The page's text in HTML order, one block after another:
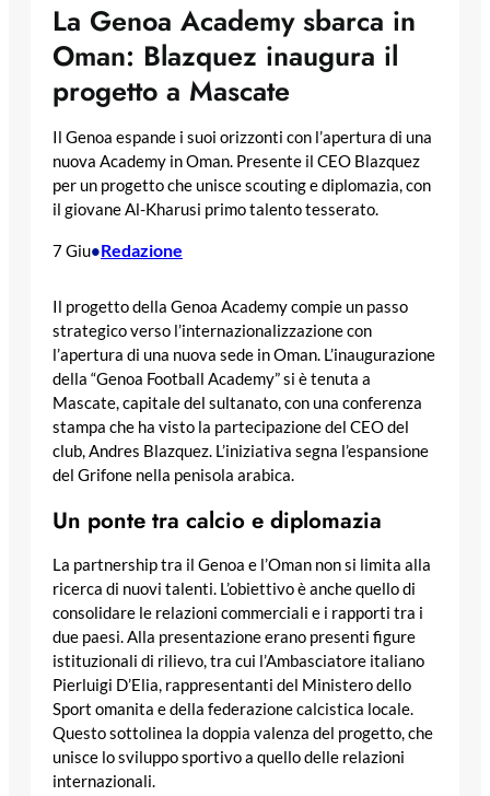
La Genoa Academy sbarca in
Oman: Blazquez inaugura il
progetto a Mascate
Il Genoa espande i suoi orizzonti con l’apertura di una
nuova Academy in Oman. Presente il CEO Blazquez
per un progetto che unisce scouting e diplomazia, con
il giovane Al-Kharusi primo talento tesserato.
7 Giu•Redazione
Il progetto della Genoa Academy compie un passo
strategico verso l’internazionalizzazione con
l’apertura di una nuova sede in Oman. L’inaugurazione
della “Genoa Football Academy” si è tenuta a
Mascate, capitale del sultanato, con una conferenza
stampa che ha visto la partecipazione del CEO del
club, Andres Blazquez. L’iniziativa segna l’espansione
del Grifone nella penisola arabica.
Un ponte tra calcio e diplomazia
La partnership tra il Genoa e l’Oman non si limita alla
ricerca di nuovi talenti. L’obiettivo è anche quello di
consolidare le relazioni commerciali e i rapporti tra i
due paesi. Alla presentazione erano presenti figure
istituzionali di rilievo, tra cui l’Ambasciatore italiano
Pierluigi D’Elia, rappresentanti del Ministero dello
Sport omanita e della federazione calcistica locale.
Questo sottolinea la doppia valenza del progetto, che
unisce lo sviluppo sportivo a quello delle relazioni
internazionali.